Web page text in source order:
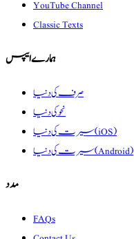
YouTube Channel
Classic Texts
ہمارے ایپس
صرف کی دنیا
نحو کی دنیا
سیرت کی دنیا (iOS)
سیرت کی دنیا (Android)
مدد
FAQs